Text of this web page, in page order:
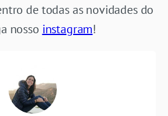
de todas as novidades do
nosso instagram!